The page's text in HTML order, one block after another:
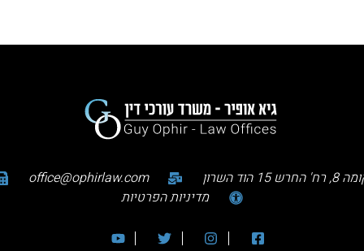
office@ophirlaw.com
מדיניות הפרטיות